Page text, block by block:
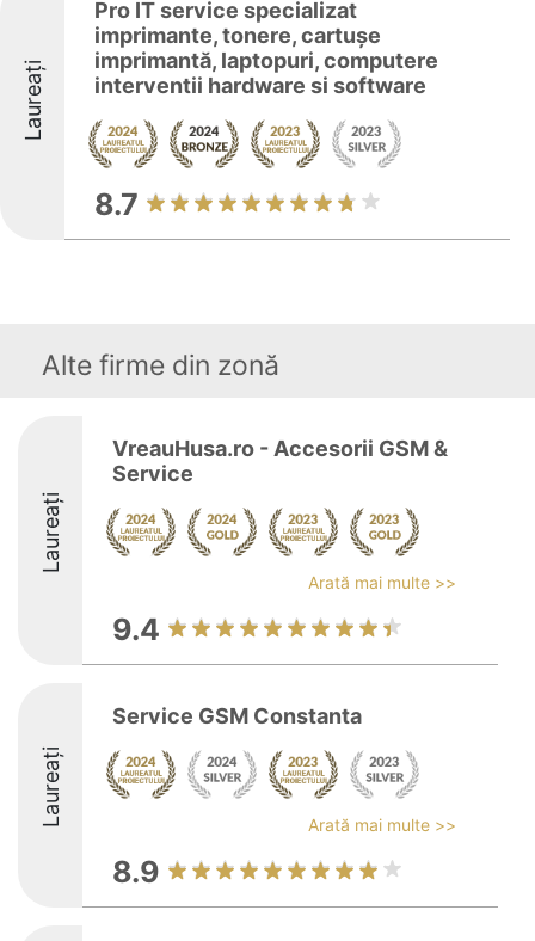
Laureați
Pro IT service specializat
imprimante, tonere, cartușe
imprimantă, laptopuri, computere
interventii hardware si software
8.7
Alte firme din zonă
Laureați
VreauHusa.ro - Accesorii GSM &
Service
Arată mai multe >>
9.4
Laureați
Service GSM Constanta
Arată mai multe >>
8.9